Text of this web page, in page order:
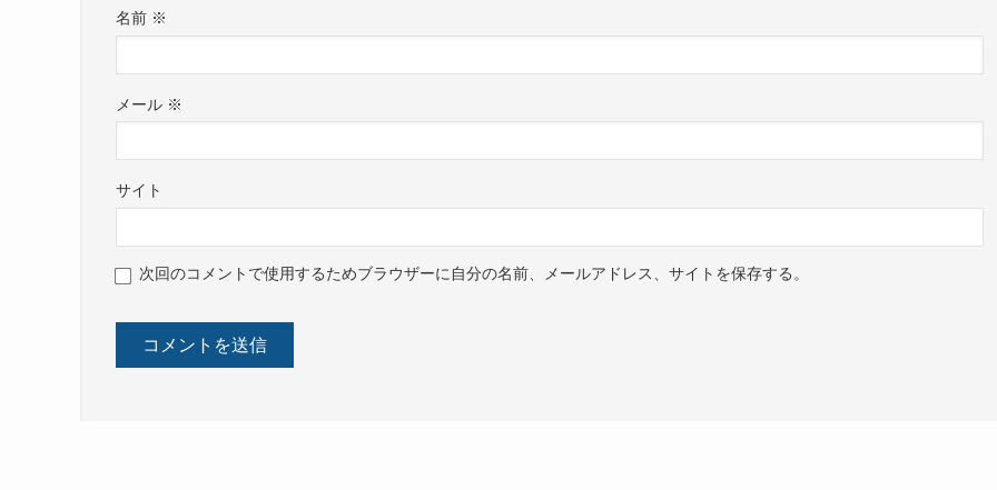
名前 ※
メール ※
サイト
次回のコメントで使用するためブラウザーに自分の名前、メールアドレス、サイトを保存する。